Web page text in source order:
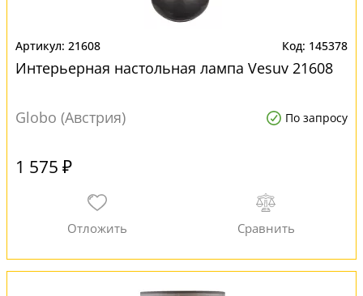
21608 145378
Интерьерная настольная лампа Vesuv 21608
Globo (Австрия) По запросу
1 575 ₽